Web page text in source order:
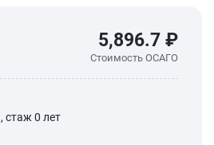
5,896.7 ₽
Стоимость ОСАГО
стаж 0 лет